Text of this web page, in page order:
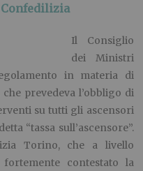
Confedilizia
Il Consiglio
dei Ministri
in materia di
prevedeva l’obbligo di
su tutti gli ascensori
“tassa sull’ascensore”.
Torino, che a livello
contestato la